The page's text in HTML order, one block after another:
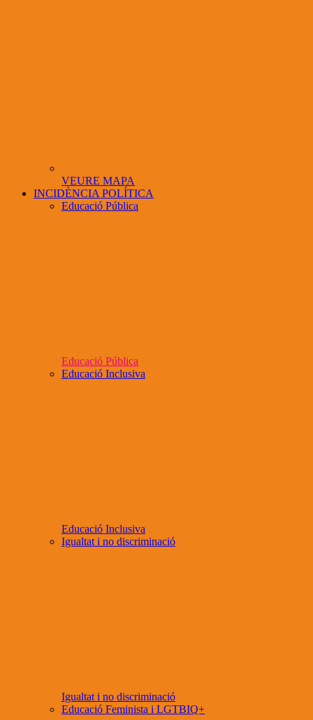
VEURE MAPA
INCIDÈNCIA POLÍTICA
Educació Pública
Educació Pública
Educació Inclusiva
Educació Inclusiva
Igualtat i no discriminació
Igualtat i no discriminació
Educació Feminista i LGTBIQ+